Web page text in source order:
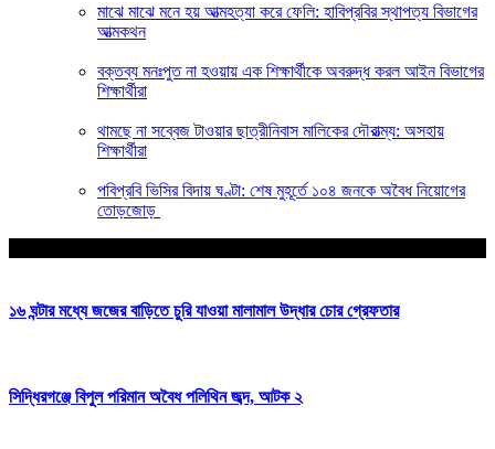
মাঝে মাঝে মনে হয় আত্মহত্যা করে ফেলি: হাবিপ্রবির স্থাপত্য বিভাগের
আত্মকথন
বক্তব্য মনঃপুত না হওয়ায় এক শিক্ষার্থীকে অবরুদ্ধ করল আইন বিভাগের
শিক্ষার্থীরা
থামছে না সব্বেজ টাওয়ার ছাত্রীনিবাস মালিকের দৌরাত্ম্য: অসহায়
শিক্ষার্থীরা
পবিপ্রবি ভিসির বিদায় ঘণ্টা: শেষ মুহূর্তে ১০৪ জনকে অবৈধ নিয়োগের
তোড়জোড়
১৬ ঘন্টার মধ্যে জজের বাড়িতে চুরি যাওয়া মালামাল উদ্ধার চোর গ্রেফতার
সিদ্ধিরগঞ্জে বিপুল পরিমান অবৈধ পলিথিন জব্দ, আটক ২